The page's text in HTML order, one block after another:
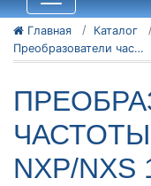
Главная Каталог
Преобразователи частоты Vacon серии NXC, NXP/NXS
ЧАСТОТЫ
NXP/NXS